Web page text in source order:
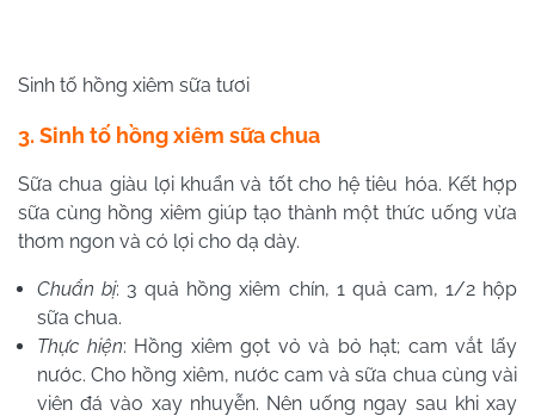
Sinh tố hồng xiêm sữa tươi
3. Sinh tố hồng xiêm sữa chua
Sữa chua giàu lợi khuẩn và tốt cho hệ tiêu hóa. Kết hợp
sữa cùng hồng xiêm giúp tạo thành một thức uống vừa
thơm ngon và có lợi cho dạ dày.
Chuẩn bị: 3 quả hồng xiêm chín, 1 quả cam, 1/2 hộp
sữa chua.
Thực hiện: Hồng xiêm gọt vỏ và bỏ hạt; cam vắt lấy
nước. Cho hồng xiêm, nước cam và sữa chua cùng vài
viên đá vào xay nhuyễn. Nên uống ngay sau khi xay